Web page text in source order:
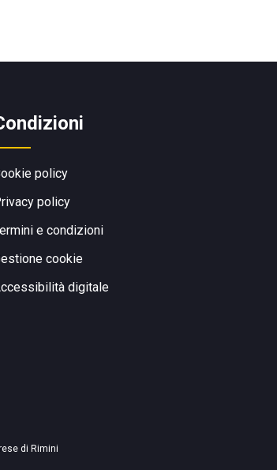
policy
policy
e condizioni
cookie
digitale
di Rimini